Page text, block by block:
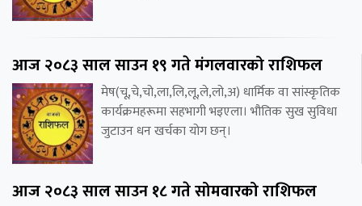
आज २०८३ साल साउन १९ गते मंगलवारको राशिफल
मेष(चू,चे,चो,ला,लि,लू,ले,लो,अ) धार्मिक वा सांस्कृतिक
कार्यक्रमहरूमा सहभागी भइएला। भौतिक सुख सुविधा
जुटाउन धन खर्चका योग छन्।
आज २०८३ साल साउन १८ गते सोमवारको राशिफल